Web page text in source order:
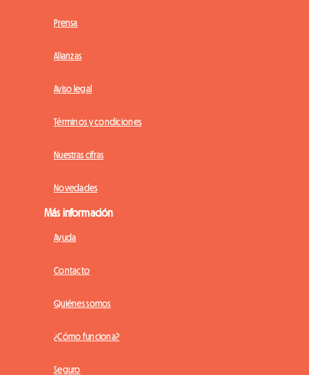
Prensa
Alianzas
Aviso legal
Términos y condiciones
Nuestras cifras
Novedades
Más información
Ayuda
Contacto
Quiénes somos
¿Cómo funciona?
Seguro